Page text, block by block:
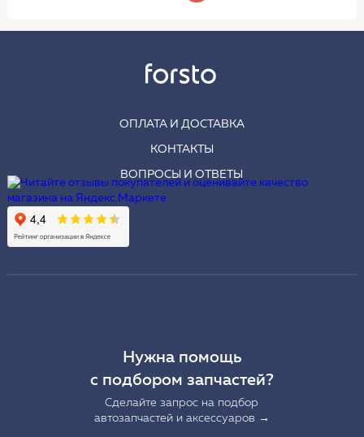
ОПЛАТА И ДОСТАВКА
КОНТАКТЫ
ВОПРОСЫ И ОТВЕТЫ
Нужна помощь
с подбором запчастей?
Сделайте запрос на подбор
автозапчастей и аксессуаров →